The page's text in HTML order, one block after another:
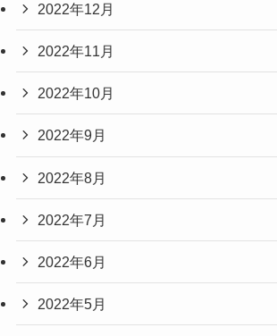
2022年12月
2022年11月
2022年10月
2022年9月
2022年8月
2022年7月
2022年6月
2022年5月